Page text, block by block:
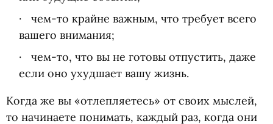
чем-то крайне важным, что требует всего
вашего внимания;
чем-то, что вы не готовы отпустить, даже
если оно ухудшает вашу жизнь.
Когда же вы «отлепляетесь» от своих мыслей,
то начинаете понимать, каждый раз, когда они